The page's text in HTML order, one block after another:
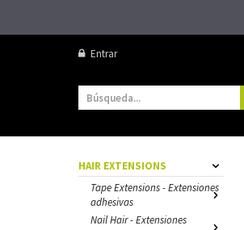
Entrar
HAIR EXTENSIONS
Tape Extensions - Extensiones
adhesivas
Nail Hair - Extensiones